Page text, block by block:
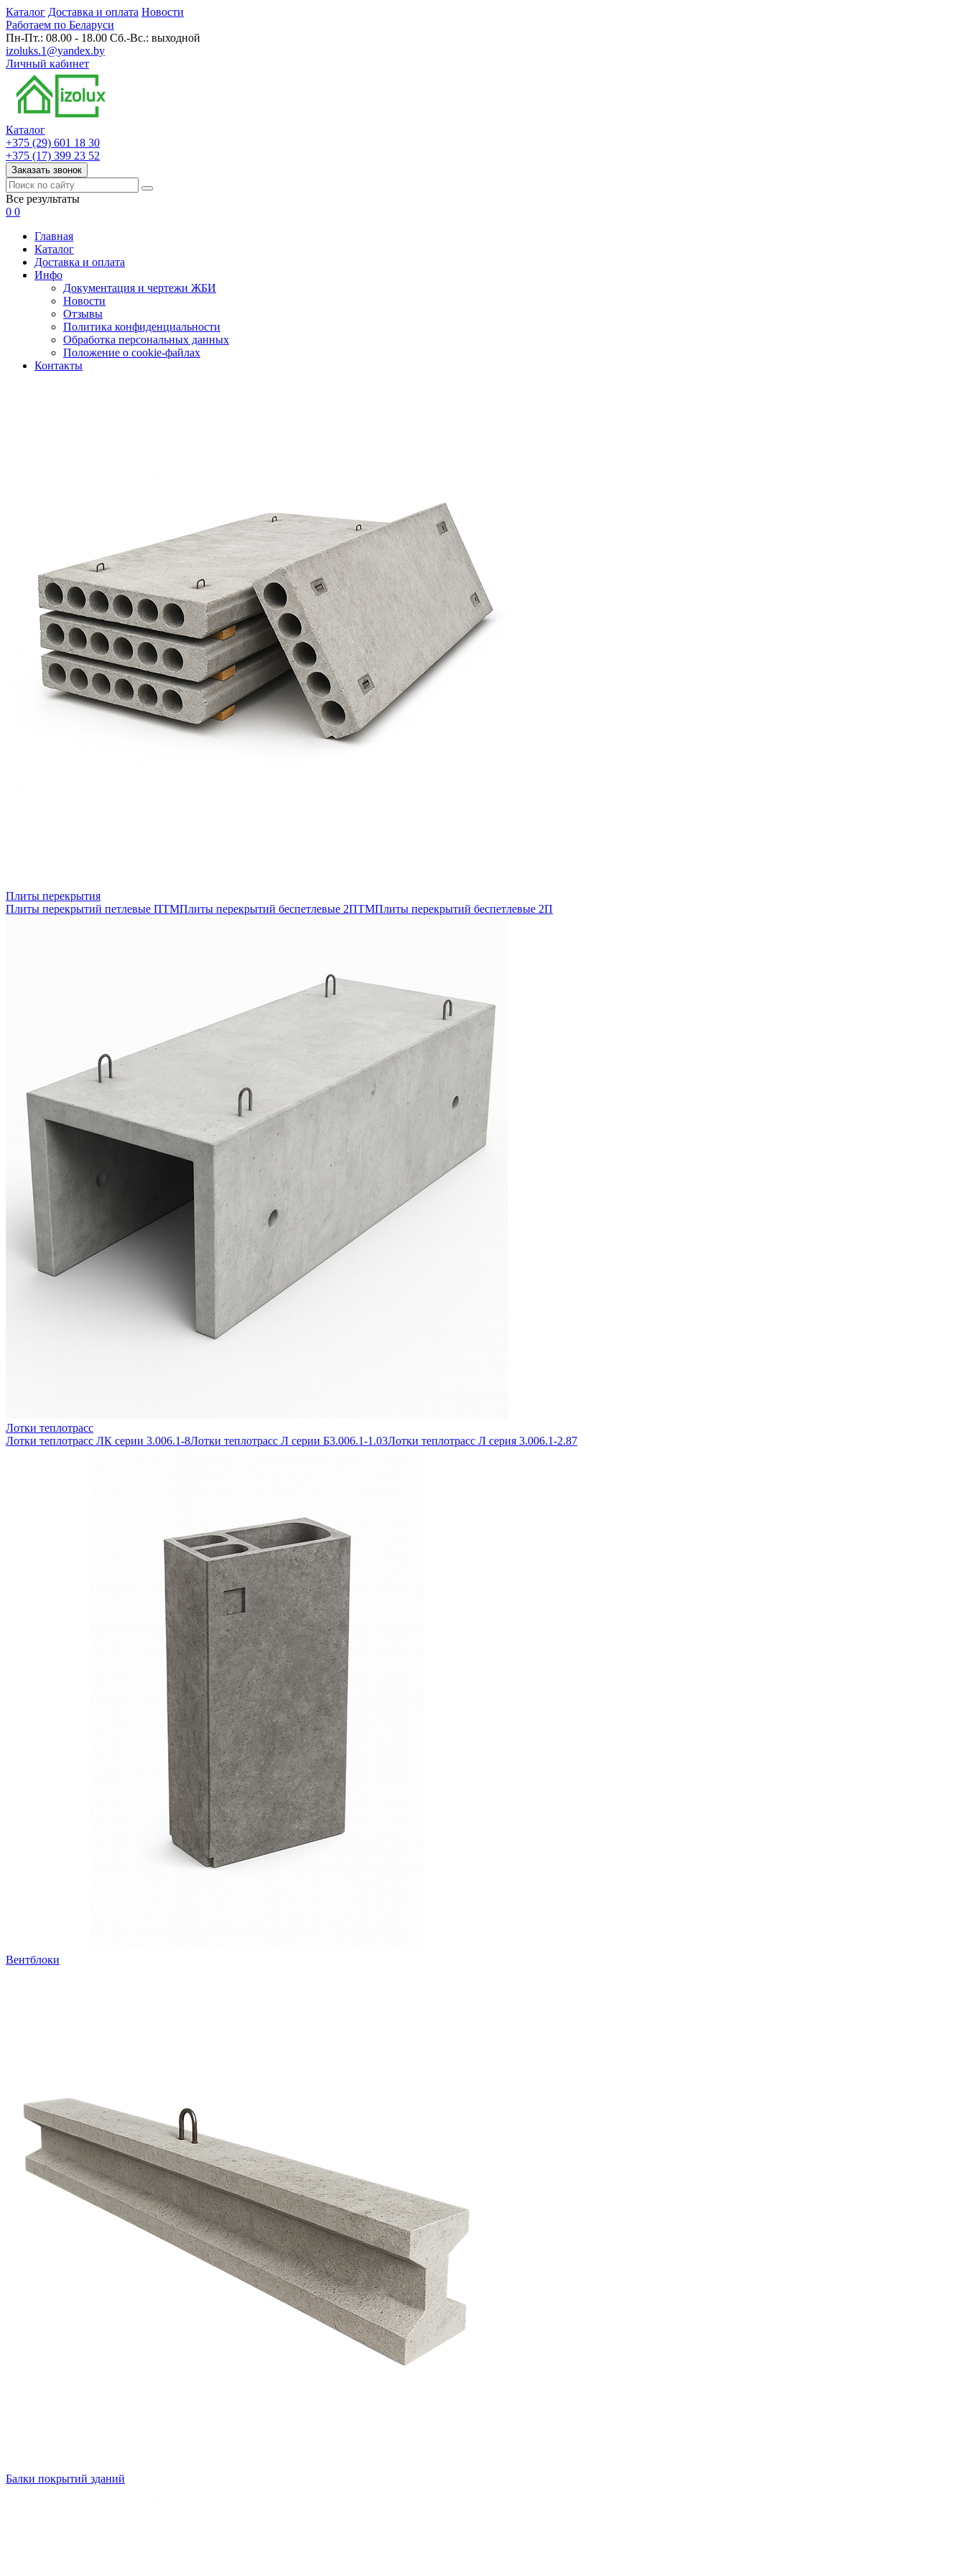
Каталог Доставка и оплата Новости
Работаем по Беларуси
Пн-Пт.: 08.00 - 18.00 Сб.-Вс.: выходной
izoluks.1@yandex.by
Личный кабинет
Каталог
+375 (29) 601 18 30
+375 (17) 399 23 52
Заказать звонок
Все результаты
0 0
Главная
Каталог
Доставка и оплата
Инфо
Документация и чертежи ЖБИ
Новости
Отзывы
Политика конфиденциальности
Обработка персональных данных
Положение о cookie-файлах
Контакты
Плиты перекрытия
Плиты перекрытий петлевые ПТМПлиты перекрытий беспетлевые 2ПТМПлиты перекрытий беспетлевые 2П
Лотки теплотрасс
Лотки теплотрасс ЛК серии 3.006.1-8Лотки теплотрасс Л серии Б3.006.1-1.03Лотки теплотрасс Л серия 3.006.1-2.87
Вентблоки
Балки покрытий зданий